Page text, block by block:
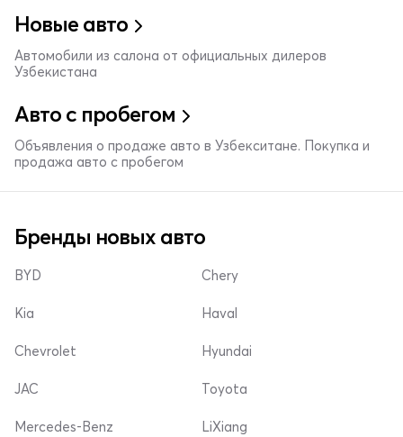
Новые авто
Автомобили из салона от официальных дилеров
Узбекистана
Авто с пробегом
Объявления о продаже авто в Узбекситане. Покупка и
продажа авто с пробегом
Бренды новых авто
BYD
Kia
Chevrolet
Chery
Haval
Hyundai
JAC
Mercedes-Benz
Toyota
LiXiang